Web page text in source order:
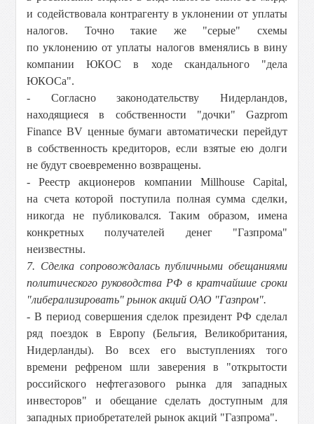
и содействовала контрагенту в уклонении от уплаты
налогов. Точно такие же "серые" схемы
по уклонению от уплаты налогов вменялись в вину
компании ЮКОС в ходе скандального "дела
ЮКОСа".
- Согласно законодательству Нидерландов,
находящиеся в собственности "дочки" Gazprom
Finance BV ценные бумаги автоматически перейдут
в собственность кредиторов, если взятые ею долги
не будут своевременно возвращены.
- Реестр акционеров компании Millhouse Capital,
на счета которой поступила полная сумма сделки,
никогда не публиковался. Таким образом, имена
конкретных получателей денег "Газпрома"
неизвестны.
7. Сделка сопровождалась публичными обещаниями
политического руководства РФ в кратчайшие сроки
"либерализировать" рынок акций ОАО "Газпром".
- В период совершения сделок президент РФ сделал
ряд поездок в Европу (Бельгия, Великобритания,
Нидерланды). Во всех его выступлениях того
времени рефреном шли заверения в "открытости
российского нефтегазового рынка для западных
инвесторов" и обещание сделать доступным для
западных приобретателей рынок акций "Газпрома".